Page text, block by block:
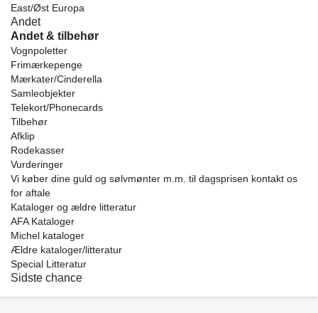
East/Øst Europa
Andet
Andet & tilbehør
Vognpoletter
Frimærkepenge
Mærkater/Cinderella
Samleobjekter
Telekort/Phonecards
Tilbehør
Afklip
Rodekasser
Vurderinger
Vi køber dine guld og sølvmønter m.m. til dagsprisen kontakt os
for aftale
Kataloger og ældre litteratur
AFA Kataloger
Michel kataloger
Ældre kataloger/litteratur
Special Litteratur
Sidste chance